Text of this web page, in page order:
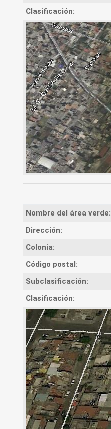
Clasificación:
Nombre del área verde:
Dirección:
Colonia:
Código postal:
Subclasificación:
Clasificación: